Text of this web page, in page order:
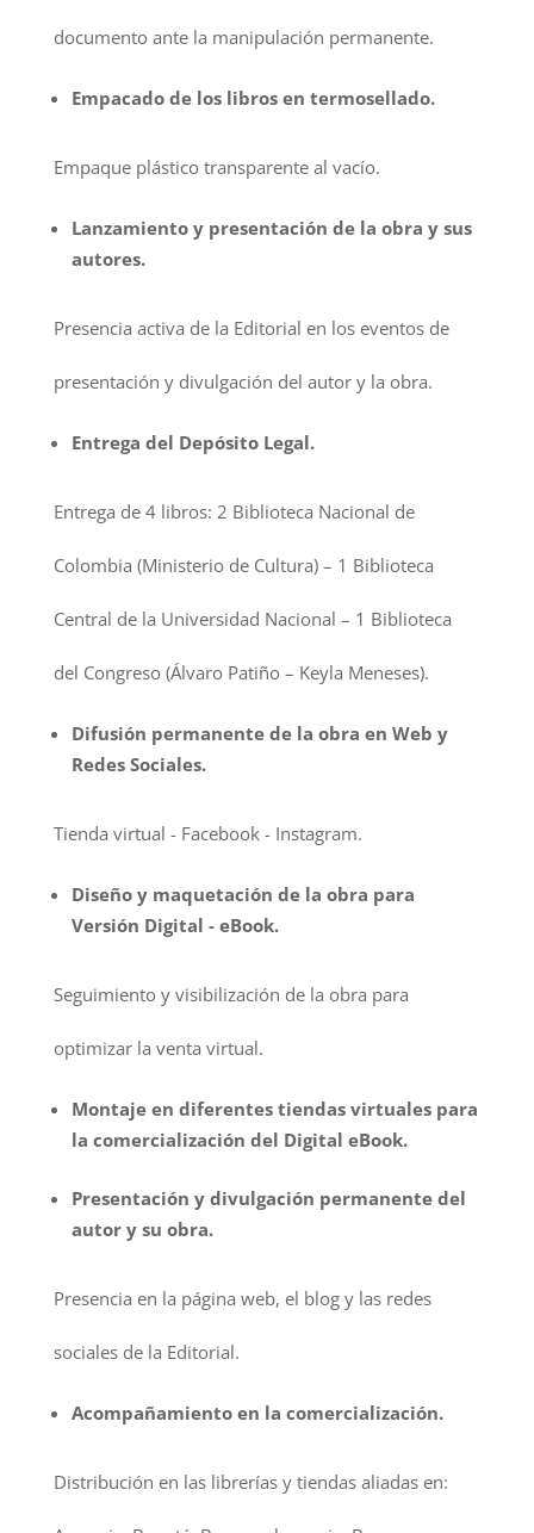
documento ante la manipulación permanente.
Empacado de los libros en termosellado.
Empaque plástico transparente al vacío.
Lanzamiento y presentación de la obra y sus
autores.
Presencia activa de la Editorial en los eventos de
presentación y divulgación del autor y la obra.
Entrega del Depósito Legal.
Entrega de 4 libros: 2 Biblioteca Nacional de
Colombia (Ministerio de Cultura) – 1 Biblioteca
Central de la Universidad Nacional – 1 Biblioteca
del Congreso (Álvaro Patiño – Keyla Meneses).
Difusión permanente de la obra en Web y
Redes Sociales.
Tienda virtual - Facebook - Instagram.
Diseño y maquetación de la obra para
Versión Digital - eBook.
Seguimiento y visibilización de la obra para
optimizar la venta virtual.
Montaje en diferentes tiendas virtuales para
la comercialización del Digital eBook.
Presentación y divulgación permanente del
autor y su obra.
Presencia en la página web, el blog y las redes
sociales de la Editorial.
Acompañamiento en la comercialización.
Distribución en las librerías y tiendas aliadas en: